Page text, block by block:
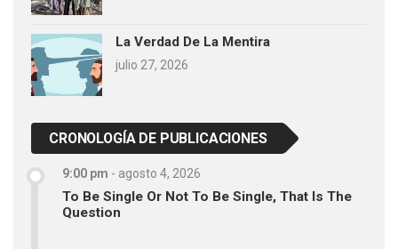
La Verdad De La Mentira
julio 27, 2026
CRONOLOGÍA DE PUBLICACIONES
9:00 pm - agosto 4, 2026
To Be Single Or Not To Be Single, That Is The
Question